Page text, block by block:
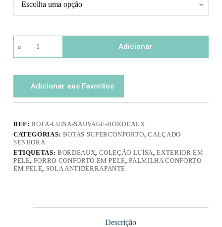
de
Bota
Adicionar
Adicionar aos Favoritos
REF:BOTA-LUISA-SAUVAGE-BORDEAUX
CATEGORIAS: BOTAS SUPERCONFORTO,CALÇADO
SENHORA
ETIQUETAS:BORDEAUX, COLEÇÃO LUÍSA,EXTERIOR EM
PELE, FORRO CONFORTO EM PELE,PALMILHA CONFORTO
EM PELE, SOLA ANTIDERRAPANTE
Descrição